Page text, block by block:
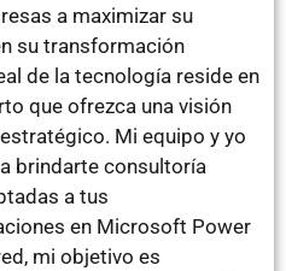
a maximizar su
su transformación
de la tecnología reside en
que ofrezca una visión
Mi equipo y yo
brindarte consultoría
a tus
en Microsoft Power
mi objetivo es